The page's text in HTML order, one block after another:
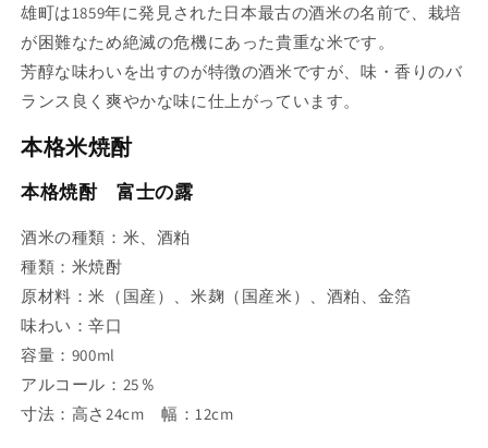
雄町は1859年に発見された日本最古の酒米の名前で、栽培
が困難なため絶滅の危機にあった貴重な米です。
芳醇な味わいを出すのが特徴の酒米ですが、味・香りのバ
ランス良く爽やかな味に仕上がっています。
本格米焼酎
本格焼酎 富士の露
酒米の種類：米、酒粕
種類：米焼酎
原材料：米（国産）、米麹（国産米）、酒粕、金箔
味わい：辛口
容量：900ml
アルコール：25％
寸法：高さ24cm 幅：12cm